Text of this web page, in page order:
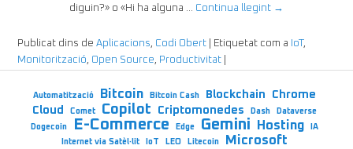
diguin?» o «Hi ha alguna … Continua llegint →
Publicat dins de Aplicacions, Codi Obert Etiquetat com a IoT,
Monitorització, Open Source, Productivitat
Automatització Bitcoin Bitcoin Cash Blockchain
Chrome
Cloud
Comet Copilot Criptomonedes Dash
Dataverse
Dogecoin
E-Commerce Edge Gemini Hosting
IA
Internet via Satèl·lit
IoT LEO Litecoin Microsoft